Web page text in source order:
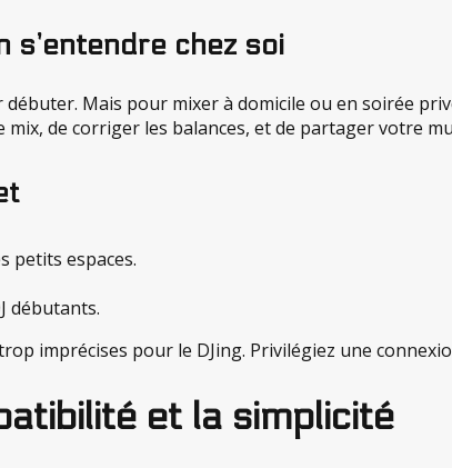
s’entendre chez soi
Mais pour mixer à domicile ou en soirée
de corriger les balances, et de partager votre
petits espaces.
débutants.
imprécises pour le DJing. Privilégiez une
et la simplicité